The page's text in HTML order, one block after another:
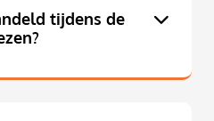
tijdens de